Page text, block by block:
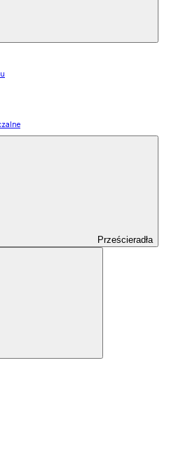
Prześcieradła